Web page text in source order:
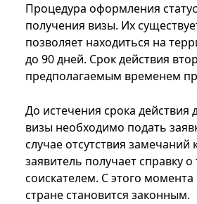
Процедура оформления
получения визы. Их
позволяет находиться на
до 90 дней. Срок действия
предполагаемым временем
До истечения срока действия
визы необходимо подать
случае отсутствия замечаний
заявитель получает справку
соискателем. С этого
стране становится законным.